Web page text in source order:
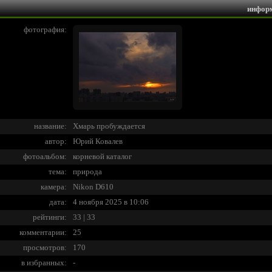
фотография:
название:
Хмарь пробуждается
автор:
Юрий Ковалев
фотоальбом:
корневой каталог
тема:
природа
камера:
Nikon D610
дата:
4 ноября 2025 в 10:06
рейтинги:
33 | 33
комментарии:
25
просмотров:
170
в избранных:
-